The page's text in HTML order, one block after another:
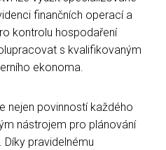
finančních operací a
kontrolu hospodaření
s kvalifikovaným
ekonoma.
nejen povinností každého
nástrojem pro plánování
pravidelnému